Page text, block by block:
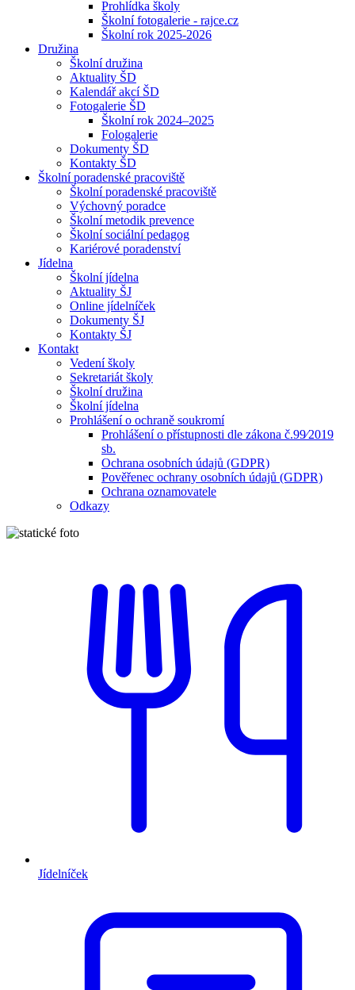
Prohlídka školy
Školní fotogalerie - rajce.cz
Školní rok 2025-2026
Družina
Školní družina
Aktuality ŠD
Kalendář akcí ŠD
Fotogalerie ŠD
Školní rok 2024–2025
Fologalerie
Dokumenty ŠD
Kontakty ŠD
Školní poradenské pracoviště
Školní poradenské pracoviště
Výchovný poradce
Školní metodik prevence
Školní sociální pedagog
Kariérové poradenství
Jídelna
Školní jídelna
Aktuality ŠJ
Online jídelníček
Dokumenty ŠJ
Kontakty ŠJ
Kontakt
Vedení školy
Sekretariát školy
Školní družina
Školní jídelna
Prohlášení o ochraně soukromí
Prohlášení o přístupnosti dle zákona č.99⁄2019
sb.
Ochrana osobních údajů (GDPR)
Pověřenec ochrany osobních údajů (GDPR)
Ochrana oznamovatele
Odkazy
Jídelníček